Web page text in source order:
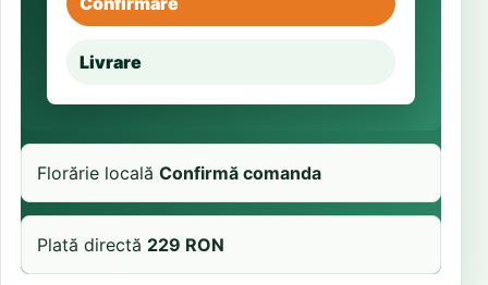
Livrare
Florărie locală Confirmă comanda
Plată directă 229 RON